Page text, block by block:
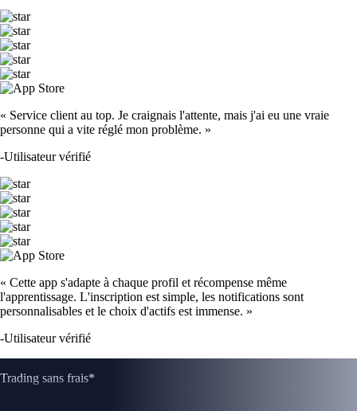
« Service client au top. Je craignais l'attente, mais j'ai eu une vraie
personne qui a vite réglé mon problème. »
-Utilisateur vérifié
« Cette app s'adapte à chaque profil et récompense même
l'apprentissage. L'inscription est simple, les notifications sont
personnalisables et le choix d'actifs est immense. »
-Utilisateur vérifié
Trading sans frais*